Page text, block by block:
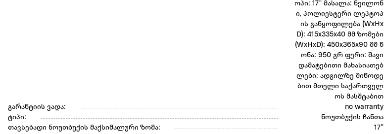
ოპი: 17" მასალა: ნეილონ
ი, პოლიესტერი ლეპტოპ
ის განყოფილება (WxHx
D): 415x335x40 მმ ზომები
(WxHxD): 450x365x90 მმ წ
ონა: 950 გრ ფერი: შავი
დამატებითი მახასიათებ
ლები: ადგილზე მიწოდე
ბით მთელი საქართველ
ოს მასშტაბით
გარანტიის ვადა:
no warranty
ტიპი:
ნოუთბუქის ჩანთა
თავსებადი ნოუთბუქის მაქსიმალური ზომა:
17"